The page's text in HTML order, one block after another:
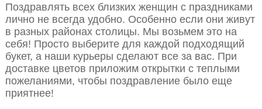
Поздравлять всех близких женщин с праздниками
лично не всегда удобно. Особенно если они живут
в разных районах столицы. Мы возьмем это на
себя! Просто выберите для каждой подходящий
букет, а наши курьеры сделают все за вас. При
доставке цветов приложим открытки с теплыми
пожеланиями, чтобы поздравление было еще
приятнее!